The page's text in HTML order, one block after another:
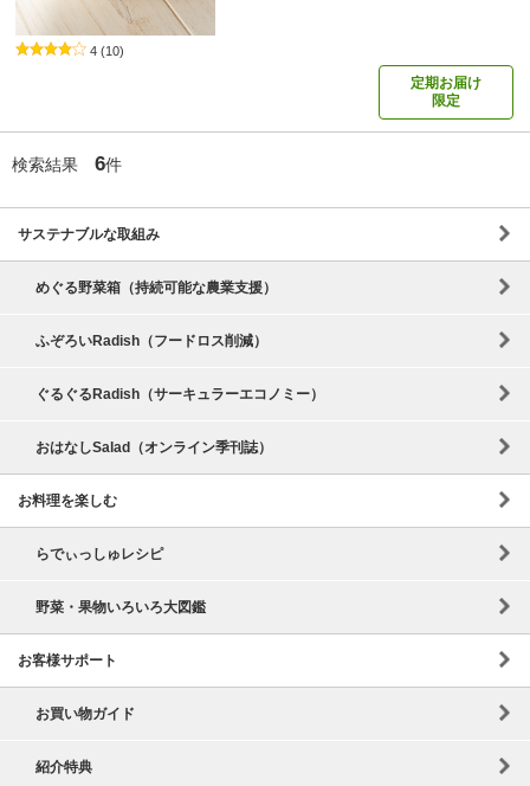
4 (10)
定期お届け
限定
検索結果 6件
サステナブルな取組み
めぐる野菜箱（持続可能な農業支援）
ふぞろいRadish（フードロス削減）
ぐるぐるRadish（サーキュラーエコノミー）
おはなしSalad（オンライン季刊誌）
お料理を楽しむ
らでぃっしゅレシピ
野菜・果物いろいろ大図鑑
お客様サポート
お買い物ガイド
紹介特典